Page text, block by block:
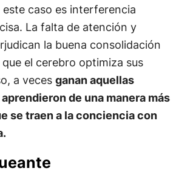
caso es interferencia
La falta de atención y
la buena consolidación
que el cerebro optimiza sus
a veces ganan aquellas
de una manera más
se traen a la conciencia con